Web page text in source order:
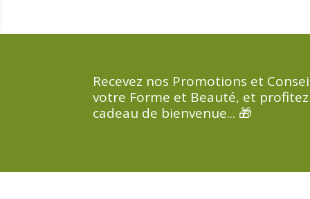
Recevez nos Promotions et
votre Forme et Beauté, et
cadeau de bienvenue... 🎁